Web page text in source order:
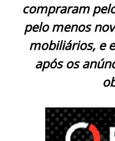
compraram
pelo menos
mobiliários, e
após os